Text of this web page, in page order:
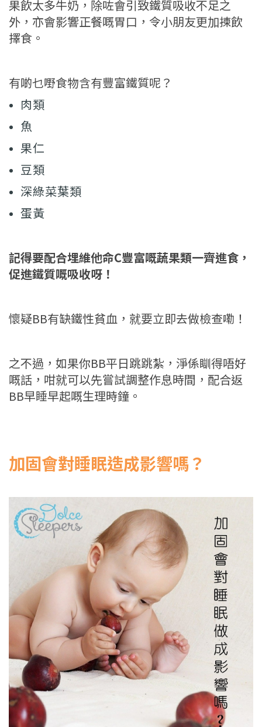
果飲太多牛奶，除咗會引致鐵質吸收不足之
外，亦會影響正餐嘅胃口，令小朋友更加揀飲
擇食。
有啲乜嘢食物含有豐富鐵質呢？
肉類
魚
果仁
豆類
深綠菜葉類
蛋黃
記得要配合埋維他命C豐富嘅蔬果類一齊進食，
促進鐵質嘅吸收呀！
懷疑BB有缺鐵性貧血，就要立即去做檢查嘞！
之不過，如果你BB平日跳跳紮，淨係瞓得唔好
嘅話，咁就可以先嘗試調整作息時間，配合返
BB早睡早起嘅生理時鐘。
加固會對睡眠造成影響嗎？